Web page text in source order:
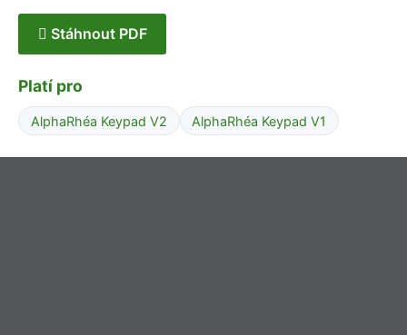
Stáhnout PDF
Platí pro
AlphaRhéa Keypad V2 AlphaRhéa Keypad V1